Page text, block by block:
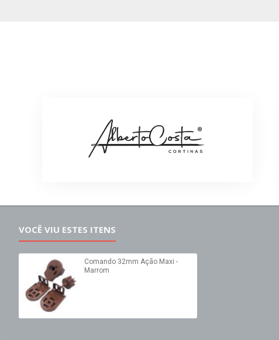
VOCÊ VIU ESTES ITENS
Comando 32mm Ação Maxi -
Marrom